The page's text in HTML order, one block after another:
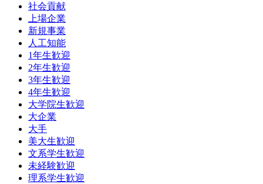
社会貢献
上場企業
新規事業
人工知能
1年生歓迎
2年生歓迎
3年生歓迎
4年生歓迎
大学院生歓迎
大企業
大手
美大生歓迎
文系学生歓迎
未経験歓迎
理系学生歓迎